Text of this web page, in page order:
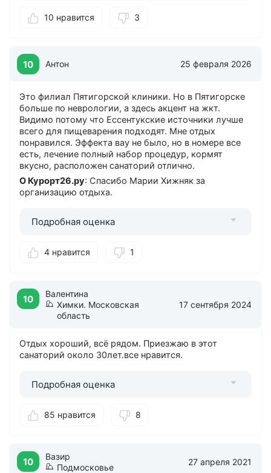
10 нравится 3
10 Антон 25 февраля 2026
Это филиал Пятигорской клиники. Но в Пятигорске
больше по неврологии, а здесь акцент на жкт.
Видимо потому что Ессентукские источники лучше
всего для пищеварения подходят. Мне отдых
понравился. Эффекта вау не было, но в номере все
есть, лечение полный набор процедур, кормят
вкусно, расположен санаторий отлично.
О Курорт26.ру: Спасибо Марии Хижняк за
организацию отдыха.
Подробная оценка
4 нравится 1
10
Валентина
Химки. Московская
область
17 сентября 2024
Отдых хороший, всё рядом. Приезжаю в этот
санаторий около 30лет.все нравится.
Подробная оценка
85 нравится 8
10
Вазир
Подмосковье
27 апреля 2021